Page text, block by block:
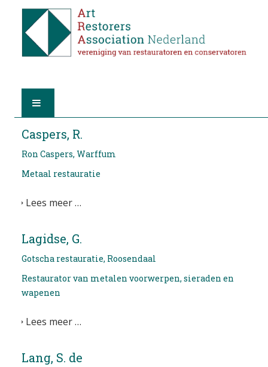
HOME
OVER A.R.A.
EDUCATIE
Caspers, R.
Ron Caspers, Warffum
Metaal restauratie
Lees meer …
Lagidse, G.
Gotscha restauratie, Roosendaal
Restaurator van metalen voorwerpen, sieraden en
wapenen
Lees meer …
Lang, S. de